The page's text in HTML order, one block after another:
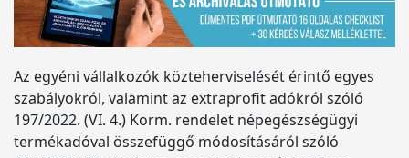
Az egyéni vállalkozók közteherviselését érintő egyes
szabályokról, valamint az extraprofit adókról szóló
197/2022. (VI. 4.) Korm. rendelet népegészségügyi
termékadóval összefüggő módosításáról szóló